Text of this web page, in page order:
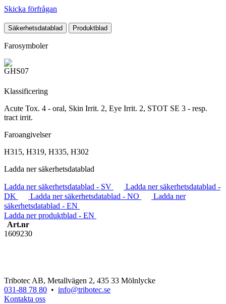
Skicka förfrågan
Säkerhetsdatablad Produktblad
Farosymboler
Klassificering
Acute Tox. 4 - oral, Skin Irrit. 2, Eye Irrit. 2, STOT SE 3 - resp.
tract irrit.
Faroangivelser
H315, H319, H335, H302
Ladda ner säkerhetsdatablad
Ladda ner säkerhetsdatablad - SV
Ladda ner säkerhetsdatablad -
DK
Ladda ner säkerhetsdatablad - NO
Ladda ner
säkerhetsdatablad - EN
Ladda ner produktblad - EN
Art.nr
1609230
Tribotec AB, Metallvägen 2, 435 33 Mölnlycke
031-88 78 80 • info@tribotec.se
Kontakta oss